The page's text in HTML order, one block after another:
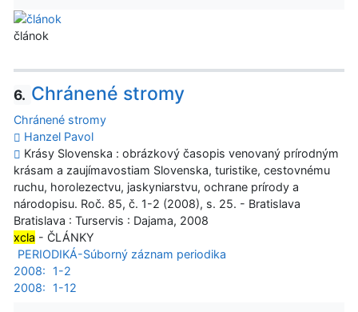
článok
6. Chránené stromy
Chránené stromy
Hanzel Pavol
Krásy Slovenska : obrázkový časopis venovaný prírodným
krásam a zaujímavostiam Slovenska, turistike, cestovnému
ruchu, horolezectvu, jaskyniarstvu, ochrane prírody a
národopisu. Roč. 85, č. 1-2 (2008), s. 25. - Bratislava
Bratislava : Turservis : Dajama, 2008
xcla - ČLÁNKY
PERIODIKÁ-Súborný záznam periodika
2008:
1-2
2008:
1-12